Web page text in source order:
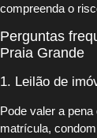
compreenda o
Perguntas
Praia Grande
1. Leilão de
Pode valer a
matrícula,